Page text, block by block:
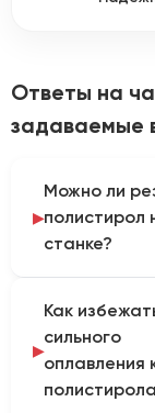
Ответы на
задаваемые
Можно ли
полистирол
станке?
справляется с
как
и прозрачного
полистирола.
Как
сильного
оплавления